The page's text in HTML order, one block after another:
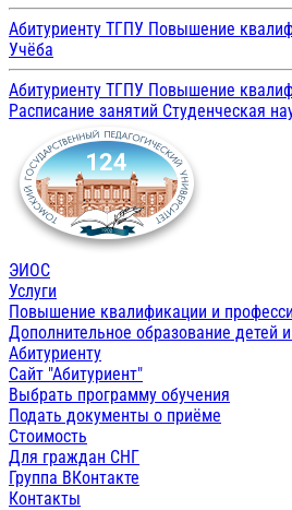
Абитуриенту ТГПУ Повышение
Учёба
Абитуриенту ТГПУ Повышение
Расписание занятий Студенческая
ЭИОС
Услуги
Повышение квалификации и
Дополнительное образование детей
Абитуриенту
Сайт "Абитуриент"
Выбрать программу обучения
Подать документы о приёме
Стоимость
Для граждан СНГ
Группа ВКонтакте
Контакты